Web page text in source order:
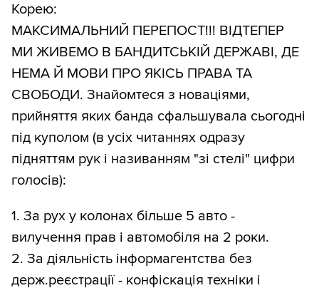
Корею:
МАКСИМАЛЬНИЙ ПЕРЕПОСТ!!! ВІДТЕПЕР
МИ ЖИВЕМО В БАНДИТСЬКІЙ ДЕРЖАВІ, ДЕ
НЕМА Й МОВИ ПРО ЯКІСЬ ПРАВА ТА
СВОБОДИ. Знайомтеся з новаціями,
прийняття яких банда сфальшувала сьогодні
під куполом (в усіх читаннях одразу
підняттям рук і називанням "зі стелі" цифри
голосів):
1. За рух у колонах більше 5 авто -
вилучення прав і автомобіля на 2 роки.
2. За діяльність інформагентства без
держ.реєстрації - конфіскація техніки і